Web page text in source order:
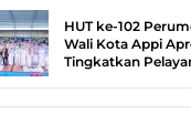
HUT ke-102
Wali Kota Appi
Tingkatkan